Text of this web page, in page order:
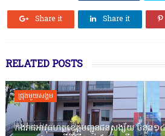
Share it Share it
RELATED POSTS
ជ្រុងមួយសង្គម
កងរាជឣាវុធហត្ថខេត្តបញ្ជូនជនសង្ស័យ ចំនួន